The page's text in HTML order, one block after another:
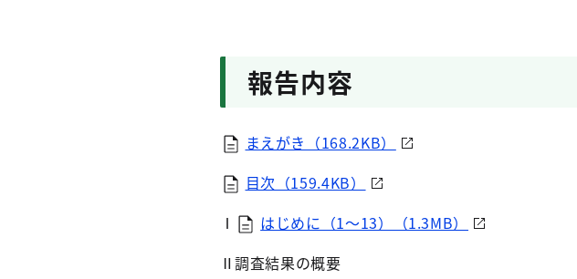
報告内容
まえがき（168.2KB）
目次（159.4KB）
Ⅰ
はじめに（1～13）（1.3MB）
Ⅱ調査結果の概要